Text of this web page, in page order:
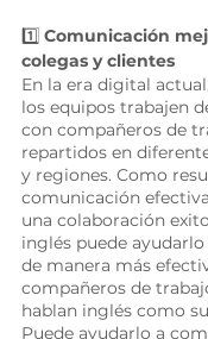
1️⃣ Comunicación
colegas y clientes
En la era digital
los equipos trabajen
con compañeros de
repartidos en
y regiones. Como
comunicación
una colaboración
inglés puede
de manera más
compañeros de
hablan inglés como
Puede ayudarlo a